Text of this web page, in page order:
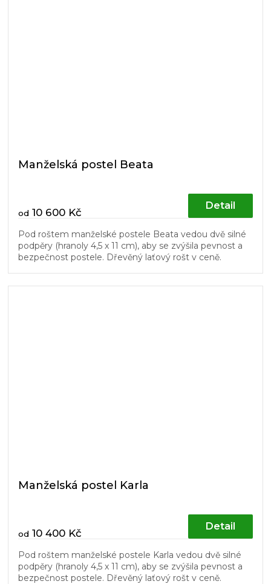
Manželská postel Beata
od 10 600 Kč
Detail
Pod roštem manželské postele Beata vedou dvě silné
podpěry (hranoly 4,5 x 11 cm), aby se zvýšila pevnost a
bezpečnost postele. Dřevěný laťový rošt v ceně.
Manželská postel Karla
od 10 400 Kč
Detail
Pod roštem manželské postele Karla vedou dvě silné
podpěry (hranoly 4,5 x 11 cm), aby se zvýšila pevnost a
bezpečnost postele. Dřevěný laťový rošt v ceně.